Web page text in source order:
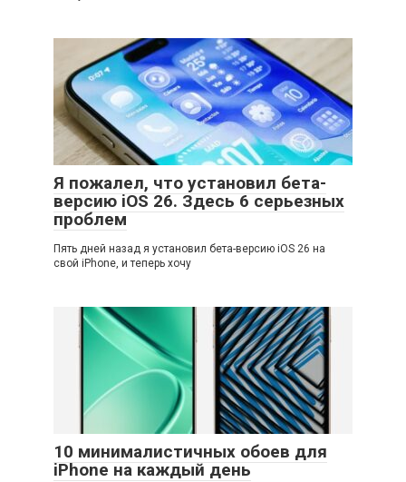
Я пожалел, что установил бета-
версию iOS 26. Здесь 6 серьезных
проблем
Пять дней назад я установил бета-версию iOS 26 на
свой iPhone, и теперь хочу
10 минималистичных обоев для
iPhone на каждый день